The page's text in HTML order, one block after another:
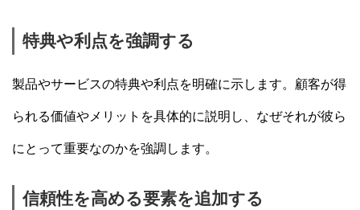
特典や利点を強調する
製品やサービスの特典や利点を明確に示します。顧客が得
られる価値やメリットを具体的に説明し、なぜそれが彼ら
にとって重要なのかを強調します。
信頼性を高める要素を追加する